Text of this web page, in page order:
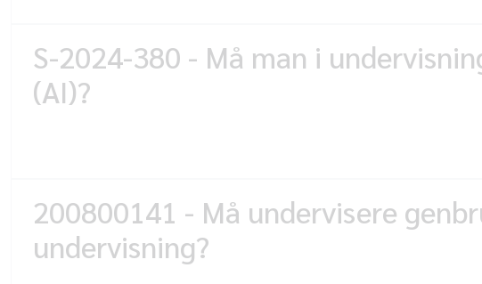
S-2024-380 - Må man i
(AI)?
200800141 - Må undervisere
undervisning?